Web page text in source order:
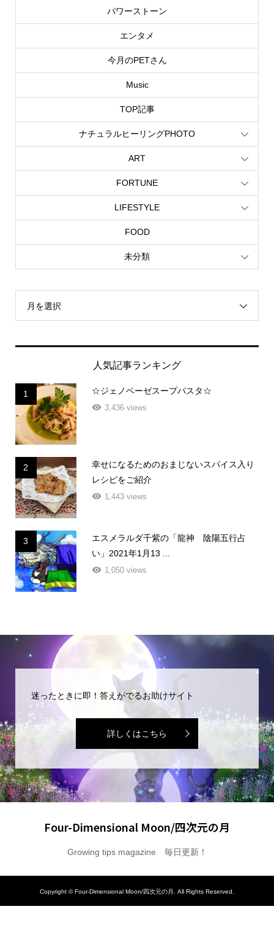
パワーストーン
エンタメ
今月のPETさん
Music
TOP記事
ナチュラルヒーリングPHOTO
ART
FORTUNE
LIFESTYLE
FOOD
未分類
月を選択
人気記事ランキング
1 ☆ジェノベーゼスープパスタ☆
3,436 views
2
幸せになるためのおまじないスパイス入り
レシピをご紹介
1,443 views
3
エスメラルダ千紫の「龍神 陰陽五行占
い」2021年1月13 ...
1,050 views
迷ったときに即！答えがでるお助けサイト
詳しくはこちら
Four-Dimensional Moon/四次元の月
Growing tips magazine 毎日更新！
Copyright ©Four-Dimensional Moon/四次元の月. All Rights Reserved.